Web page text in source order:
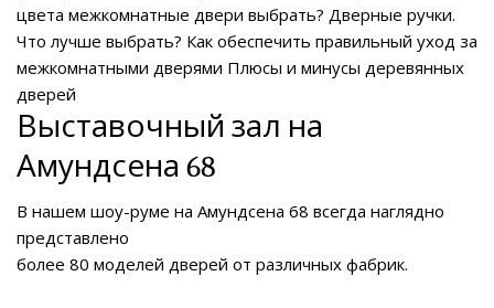
цвета межкомнатные двери выбрать? Дверные ручки.
Что лучше выбрать? Как обеспечить правильный уход за
межкомнатными дверями Плюсы и минусы деревянных
дверей
Выставочный зал на
Амундсена 68
В нашем шоу-руме на Амундсена 68 всегда наглядно
представлено
более 80 моделей дверей от различных фабрик.